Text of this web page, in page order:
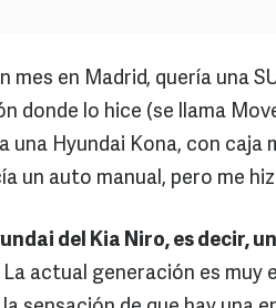
mes en Madrid, quería una
donde lo hice (se llama
una Hyundai Kona, con caja
un auto manual, pero me
del Kia Niro, es decir,
La actual generación es muy